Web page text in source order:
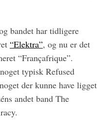
bandet har tidligere
“Elektra”, og nu er det
“Françafrique”.
typisk Refused
der kunne have ligget
andet band The